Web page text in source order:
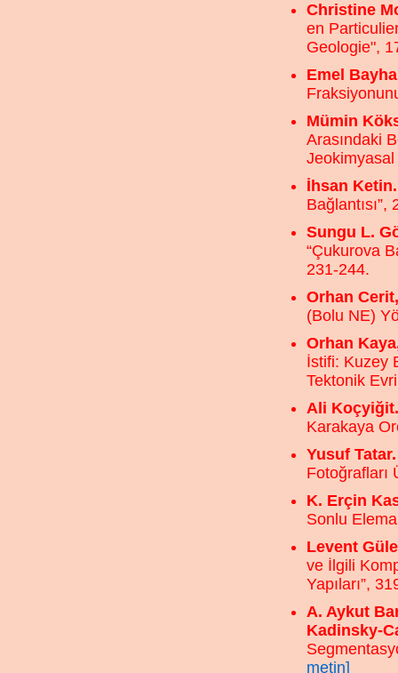
Christine
en
Geologie",
Emel
Mümin
Arasındaki
Jeokimyasal
İhsan Ketin.
Bağlantısı”,
Sungu L.
“Çukurova
231-244.
Orhan
(Bolu NE)
Orhan
İstifi: Kuzey
Tektonik
Ali Koçyiğit.
Karakaya
Yusuf Tatar.
Fotoğrafları
K. Erçin
Sonlu
Levent
ve İlgili
Yapıları”,
A. Aykut
Kadinsky-
metin]